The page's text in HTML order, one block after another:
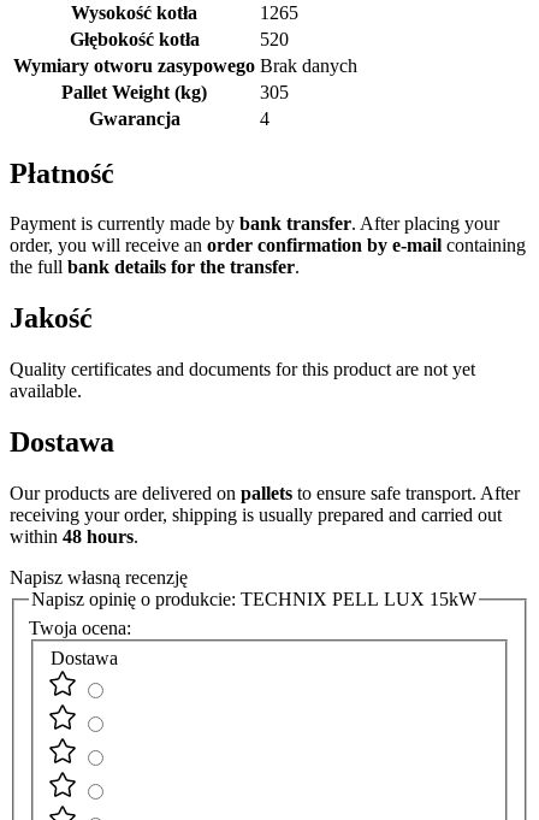
Wysokość kotła
1265
Głębokość kotła
520
Wymiary otworu zasypowego Brak danych
Pallet Weight (kg)
305
Gwarancja
4
Płatność
Payment is currently made by bank transfer. After placing your
order, you will receive an order confirmation by e-mail containing
the full bank details for the transfer.
Jakość
Quality certificates and documents for this product are not yet
available.
Dostawa
Our products are delivered on pallets to ensure safe transport. After
receiving your order, shipping is usually prepared and carried out
within 48 hours.
Napisz własną recenzję
Napisz opinię o produkcie: TECHNIX PELL LUX 15kW
Twoja ocena:
Dostawa